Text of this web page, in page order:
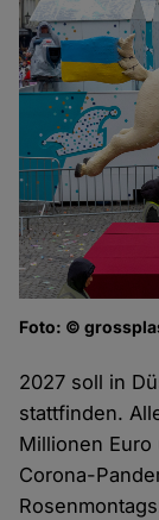
Foto: ©
2027 soll in
stattfinden.
Millionen
Corona-